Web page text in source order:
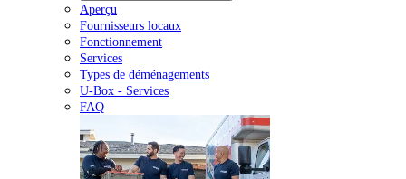
Aperçu
Fournisseurs locaux
Fonctionnement
Services
Types de déménagements
U-Box - Services
FAQ